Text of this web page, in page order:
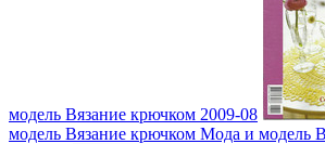
модель Вязание крючком 2009-08
модель Вязание крючком Мода и модель